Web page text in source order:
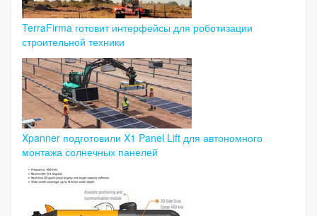
TerraFirma готовит интерфейсы для роботизации
строительной техники
Xpanner подготовили X1 Panel Lift для автономного
монтажа солнечных панелей